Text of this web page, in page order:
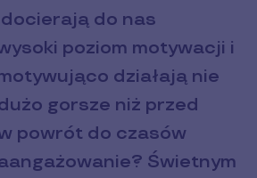
do nas
poziom motywacji i
działają nie
gorsze niż przed
powrót do czasów
Świetnym